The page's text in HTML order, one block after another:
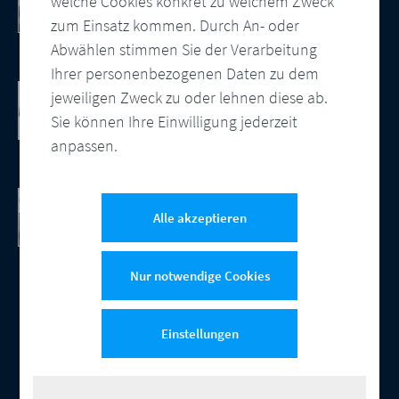
zum Einsatz kommen. Durch An- oder
Abwählen stimmen Sie der Verarbeitung
Ihrer personenbezogenen Daten zu dem
jeweiligen Zweck zu oder lehnen diese ab.
Sie können Ihre Einwilligung jederzeit
anpassen.
Einstellungen
Alle akzeptieren
Nur notwendige Cookies
Kundenkommunikation
Cloud-basierte Salesforce
Kundenkommunikation
Integration, zentrale Vorlagenverwaltung
und automatisierte Ausgabensteuerung
CCM Software
DocBridge® Customer Communication